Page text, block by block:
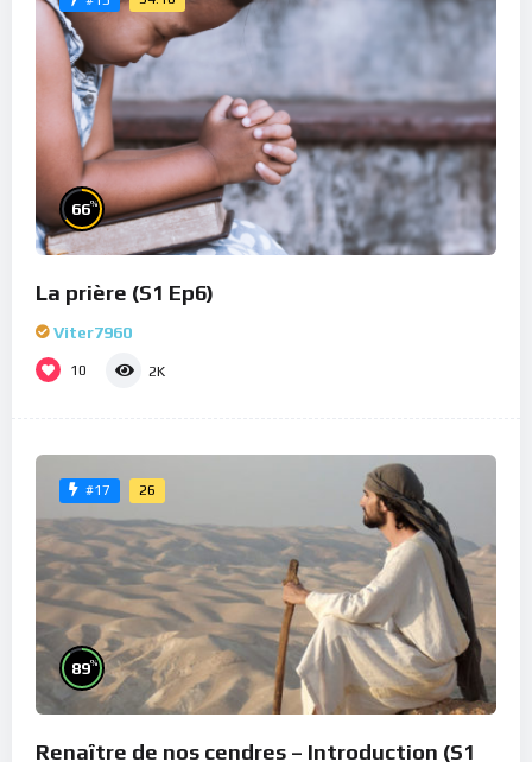
66%
La prière (S1 Ep6)
Viter7960
10 2K
#17 26
89%
Renaître de nos cendres – Introduction (S1